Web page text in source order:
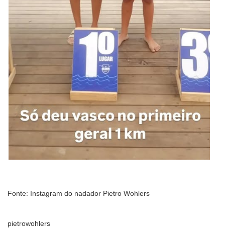
Fonte: Instagram do nadador Pietro Wohlers
pietrowohlers